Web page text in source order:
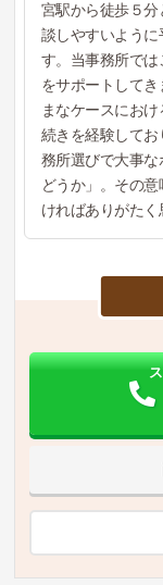
宮駅から徒歩５
談しやすいように
す。当事務所で
をサポートして
まなケースにお
続きを経験して
務所選びで大事
どうか」。その
ければありがたく